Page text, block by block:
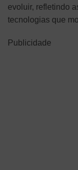
evoluir, refletindo
tecnologias que
Publicidade